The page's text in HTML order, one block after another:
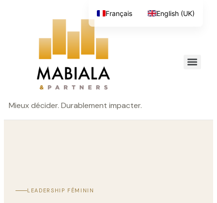
Mieux décider. Durablement impacter.
LEADERSHIP FÉMININ
Français English (UK)